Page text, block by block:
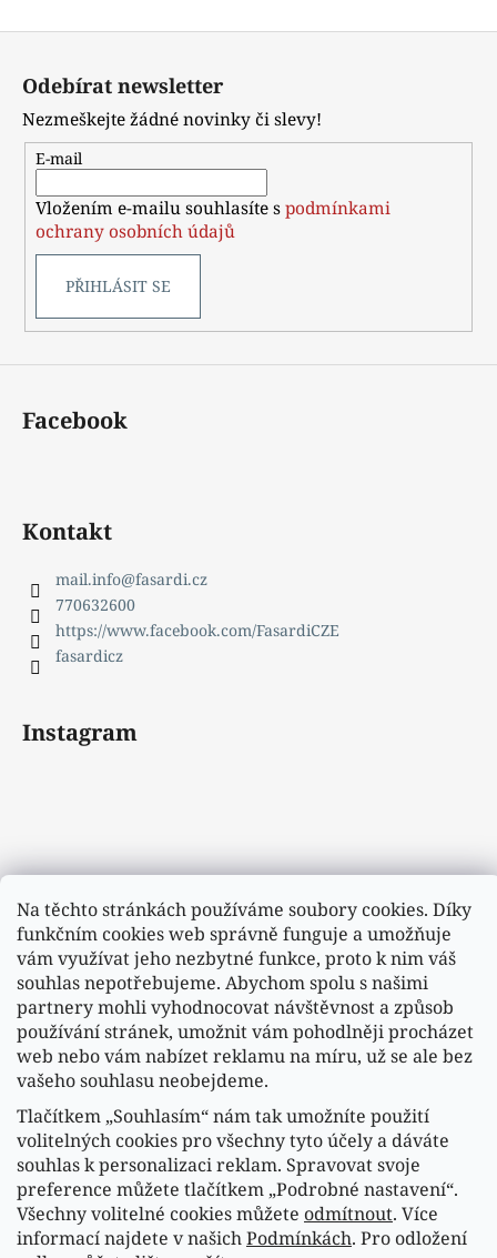
Na těchto stránkách používáme soubory cookies. Díky
funkčním cookies web správně funguje a umožňuje
vám využívat jeho nezbytné funkce, proto k nim váš
souhlas nepotřebujeme. Abychom spolu s našimi
partnery mohli vyhodnocovat návštěvnost a způsob
používání stránek, umožnit vám pohodlněji procházet
web nebo vám nabízet reklamu na míru, už se ale bez
vašeho souhlasu neobejdeme.
Tlačítkem „Souhlasím“ nám tak umožníte použití
volitelných cookies pro všechny tyto účely a dáváte
souhlas k personalizaci reklam. Spravovat svoje
preference můžete tlačítkem „Podrobné nastavení“.
Všechny volitelné cookies můžete odmítnout. Více
informací najdete v našichPodmínkách. Pro odložení
Z
Odebírat newsletter
Nezmeškejte žádné novinky či slevy!
E-mail
Vložením e-mailu souhlasíte spodmínkami
ochrany osobních údajů
PŘIHLÁSIT SE
Facebook
Kontakt
mail.info@fasardi.cz
770632600
https://www.facebook.com/FasardiCZE
fasardicz
Instagram
Sledovat na Instagramu
Náš FACEBOOK